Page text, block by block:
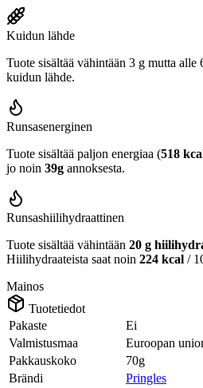
Kuidun lähde
Tuote sisältää vähintään 3 g mutta
kuidun lähde.
Runsasenerginen
Tuote sisältää paljon energiaa (518
jo noin 39g annoksesta.
Runsashiilihydraattinen
Tuote sisältää vähintään 20 g
Hiilihydraateista saat noin 224 kcal /
Mainos
Tuotetiedot
Pakaste
Ei
Valmistusmaa
Euroopan
Pakkauskoko
70g
Brändi
Pringles